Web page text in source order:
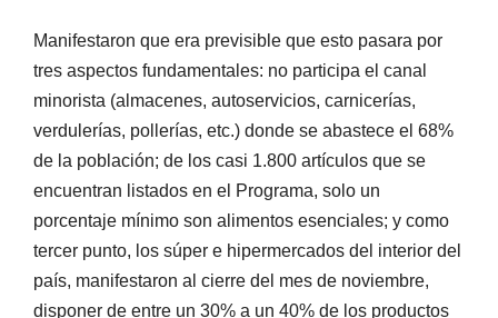
Manifestaron que era previsible que esto pasara por
tres aspectos fundamentales: no participa el canal
minorista (almacenes, autoservicios, carnicerías,
verdulerías, pollerías, etc.) donde se abastece el 68%
de la población; de los casi 1.800 artículos que se
encuentran listados en el Programa, solo un
porcentaje mínimo son alimentos esenciales; y como
tercer punto, los súper e hipermercados del interior del
país, manifestaron al cierre del mes de noviembre,
disponer de entre un 30% a un 40% de los productos